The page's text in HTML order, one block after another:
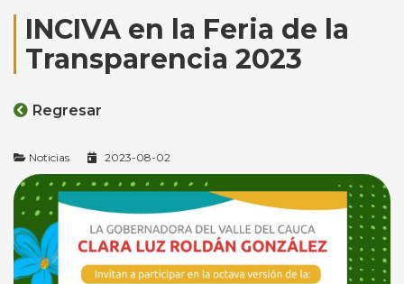
INCIVA en la Feria de la
Transparencia 2023
Regresar
Noticias 2023-08-02